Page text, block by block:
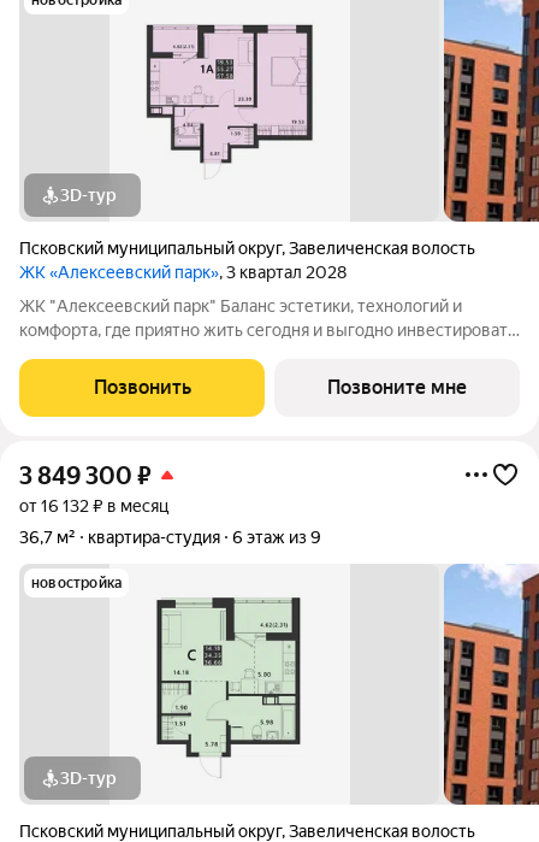
3D-тур
Псковский муниципальный округ,Завеличенская волость
ЖК «Алексеевский парк», 3 квартал 2028
ЖК "Алексеевский парк" Баланс эстетики, технологий и
комфорта, где приятно жить сегодня и выгодно инвестировать
современный проект комфорт класса в развивающемся
районе дальнего Завеличья. Дом выполнен в
Позвонить Позвоните мне
3 849 300 ₽
от 16 132 ₽ в месяц
36,7 м²
квартира-студия 6 этаж из 9
новостройка
3D-тур
Псковский муниципальный округ,Завеличенская волость